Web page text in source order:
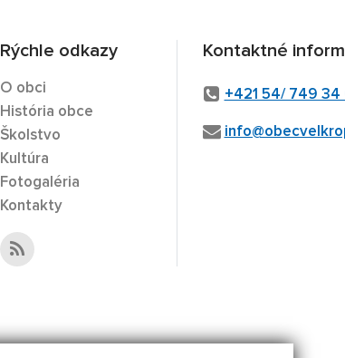
Rýchle odkazy
O obci
História obce
Školstvo
Kultúra
Fotogaléria
Kontakty
Kontaktné
+421 54/ 749 34